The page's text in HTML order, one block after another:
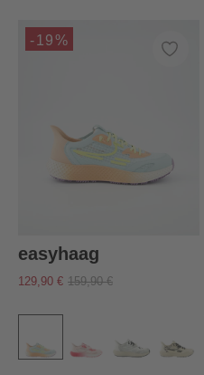
-19%
easyhaag
129,90 € 159,90 €